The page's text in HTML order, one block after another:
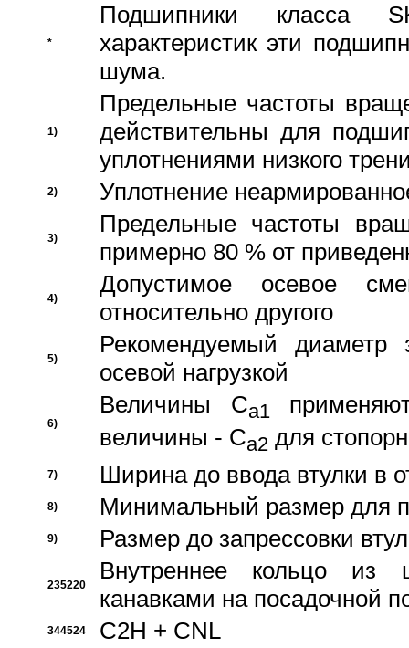
*
Подшипники класса
характеристик эти
шума.
1)
Предельные частоты
действительны для
уплотнениями низкого
2) Уплотнение
3)
Предельные частоты
примерно 80 % от
4)
Допустимое осевое
относительно другого
5)
Рекомендуемый диаметр
осевой нагрузкой
6)
Величины Ca1
величины - Ca2 для
7) Ширина до ввода втулки в
8) Минимальный размер для
9) Размер до запрессовки
235220
Внутреннее кольцо из
канавками на посадочной
344524 C2H + CNL